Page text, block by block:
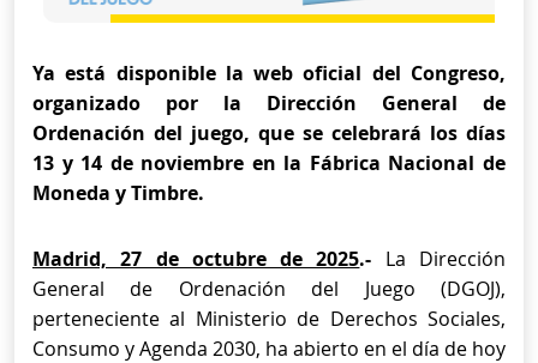
Ya está disponible la web oficial del Congreso,
organizado por la Dirección General de
Ordenación del juego, que se celebrará los días
13 y 14 de noviembre en la Fábrica Nacional de
Moneda y Timbre.
Madrid, 27 de octubre de 2025.- La Dirección
General de Ordenación del Juego (DGOJ),
perteneciente al Ministerio de Derechos Sociales,
Consumo y Agenda 2030, ha abierto en el día de hoy